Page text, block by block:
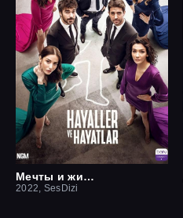
Мечты и жизни
2022, SesDizi